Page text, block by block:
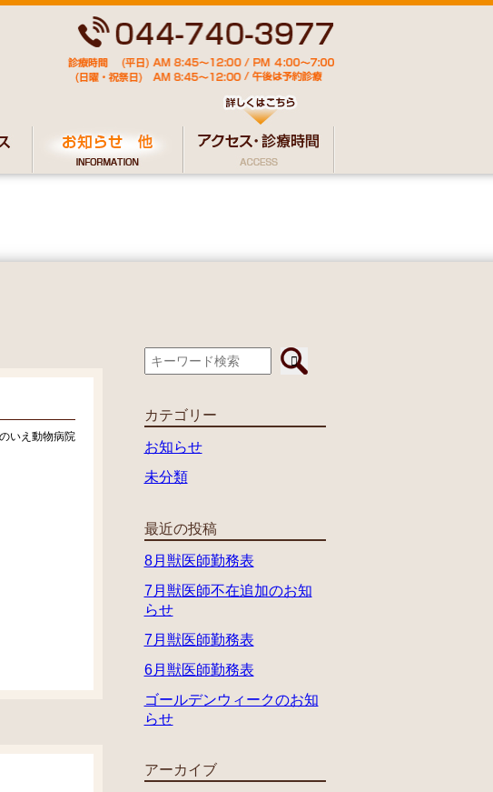
いえ動物病院
カテゴリー
お知らせ
未分類
最近の投稿
8月獣医師勤務表
7月獣医師不在追加のお知
らせ
7月獣医師勤務表
6月獣医師勤務表
ゴールデンウィークのお知
らせ
アーカイブ